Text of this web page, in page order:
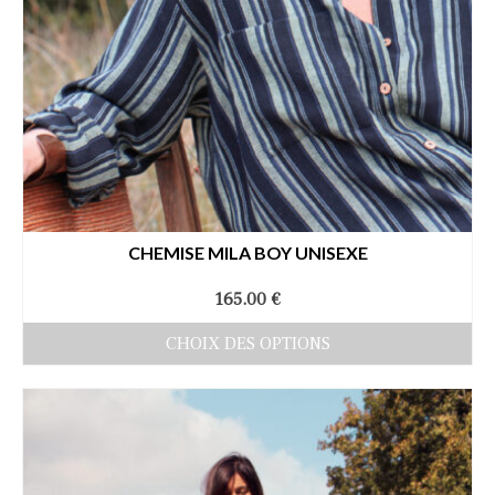
page
du
produit
CHEMISE MILA BOY UNISEXE
165.00 €
CHOIX DES OPTIONS
a
plusieurs